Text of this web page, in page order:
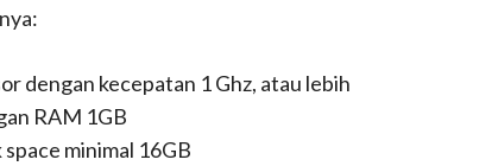
dengan kecepatan 1 Ghz, atau lebih
RAM 1GB
minimal 16GB